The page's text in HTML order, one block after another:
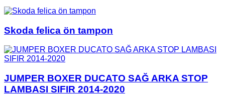
Skoda felica ön tampon
JUMPER BOXER DUCATO SAĞ ARKA STOP
LAMBASI SIFIR 2014-2020